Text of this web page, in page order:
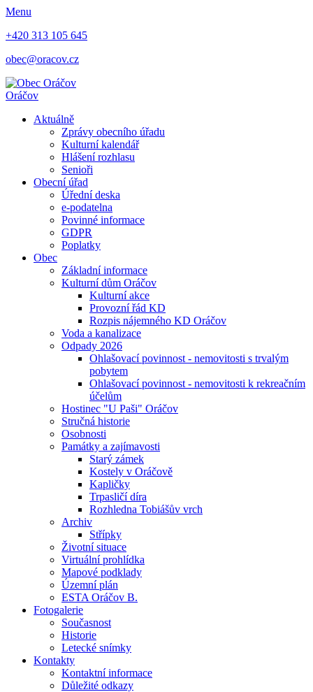
Menu
+420 313 105 645
obec@oracov.cz
Oráčov
Aktuálně
Zprávy obecního úřadu
Kulturní kalendář
Hlášení rozhlasu
Senioři
Obecní úřad
Úřední deska
e-podatelna
Povinné informace
GDPR
Poplatky
Obec
Základní informace
Kulturní dům Oráčov
Kulturní akce
Provozní řád KD
Rozpis nájemného KD Oráčov
Voda a kanalizace
Odpady 2026
Ohlašovací povinnost - nemovitosti s trvalým
pobytem
Ohlašovací povinnost - nemovitosti k rekreačním
účelům
Hostinec "U Paši" Oráčov
Stručná historie
Osobnosti
Památky a zajímavosti
Starý zámek
Kostely v Oráčově
Kapličky
Trpasličí díra
Rozhledna Tobiášův vrch
Archiv
Střípky
Životní situace
Virtuální prohlídka
Mapové podklady
Územní plán
ESTA Oráčov B.
Fotogalerie
Současnost
Historie
Letecké snímky
Kontakty
Kontaktní informace
Důležité odkazy